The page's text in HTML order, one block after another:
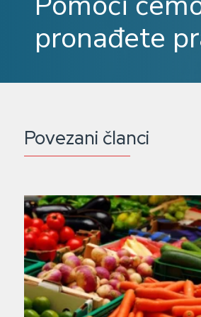
pronađete
Povezani članci